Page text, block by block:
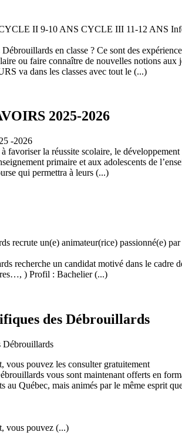
II 9-10 ANS CYCLE III 11-12 ANS
en classe ? Ce sont des
ou faire connaître de nouvelles notions aux
va dans les classes avec tout le (...)
2025-2026
-2026
favoriser la réussite scolaire, le
primaire et aux adolescents de
qui permettra à leurs (...)
recrute un(e) animateur(rice) passionné(e)
recherche un candidat motivé dans le
) Profil : Bachelier (...)
des Débrouillards
vous pouvez les consulter gratuitement
vous sont maintenant offerts en
au Québec, mais animés par le même esprit
vous pouvez (...)